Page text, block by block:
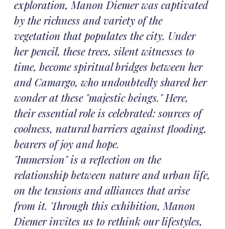
exploration, Manon Diemer was captivated
by the richness and variety of the
vegetation that populates the city. Under
her pencil, these trees, silent witnesses to
time, become spiritual bridges between her
and Camargo, who undoubtedly shared her
wonder at these "majestic beings." Here,
their essential role is celebrated: sources of
coolness, natural barriers against flooding,
bearers of joy and hope.
"Immersion" is a reflection on the
relationship between nature and urban life,
on the tensions and alliances that arise
from it. Through this exhibition, Manon
Diemer invites us to rethink our lifestyles,